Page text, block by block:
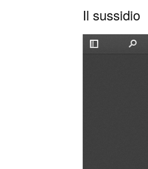
Il sussidio